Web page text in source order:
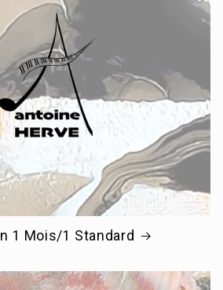
1 Mois/1 Standard